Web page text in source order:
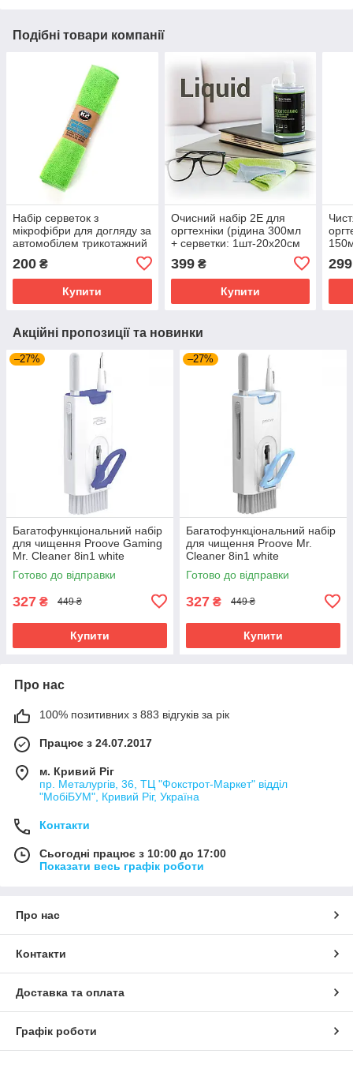
Подібні товари компанії
Набір серветок з
мікрофібри для догляду за
автомобілем трикотажний
30x35см 4шт (K710 )
200 ₴
Купити
Очисний набір 2E для
оргтехніки (рідина 300мл
+ серветки: 1шт-20x20см
399₴
Купити
299
Акційні пропозиції та новинки
–27%
Багатофункціональний набір
для чищення Proove Gaming
Mr. Cleaner 8in1 white
(MCS00000815)
Готово до відправки
327 ₴ 449 ₴
Купити
–27%
Багатофункціональний набір
для чищення Proove Mr.
Cleaner 8in1 white
(MCS00000802)
Готово до відправки
327 ₴ 449 ₴
Купити
Про нас
100% позитивних з 883 відгуків за рік
Працює з 24.07.2017
м. Кривий Ріг
пр. Металургів, 36, ТЦ "Фокстрот-Маркет" відділ
"МобіБУМ", Кривий Ріг, Україна
Контакти
Сьогодні працює з 10:00 до 17:00
Показати весь графік роботи
Про нас
Контакти
Доставка та оплата
Графік роботи